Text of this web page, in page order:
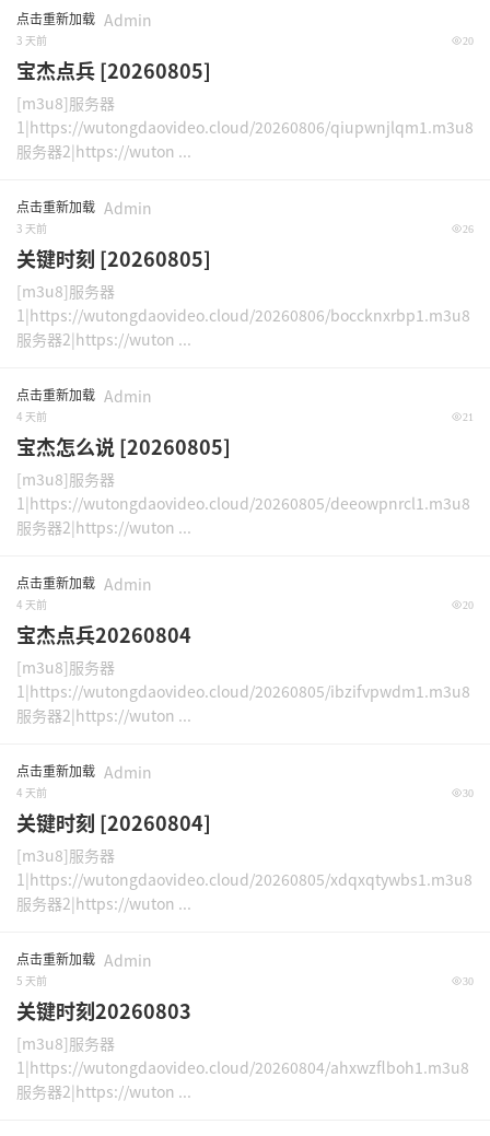
点击重新加载 Admin
3 天前 20
宝杰点兵 [20260805]
[m3u8]服务器
1|https://wutongdaovideo.cloud/20260806/qiupwnjlqm1.m3u8
服务器2|https://wuton ...
点击重新加载 Admin
3 天前 26
关键时刻 [20260805]
[m3u8]服务器
1|https://wutongdaovideo.cloud/20260806/boccknxrbp1.m3u8
服务器2|https://wuton ...
点击重新加载 Admin
4 天前 21
宝杰怎么说 [20260805]
[m3u8]服务器
1|https://wutongdaovideo.cloud/20260805/deeowpnrcl1.m3u8
服务器2|https://wuton ...
点击重新加载 Admin
4 天前 20
宝杰点兵20260804
[m3u8]服务器
1|https://wutongdaovideo.cloud/20260805/ibzifvpwdm1.m3u8
服务器2|https://wuton ...
点击重新加载 Admin
4 天前 30
关键时刻 [20260804]
[m3u8]服务器
1|https://wutongdaovideo.cloud/20260805/xdqxqtywbs1.m3u8
服务器2|https://wuton ...
点击重新加载 Admin
5 天前 30
关键时刻20260803
[m3u8]服务器
1|https://wutongdaovideo.cloud/20260804/ahxwzflboh1.m3u8
服务器2|https://wuton ...